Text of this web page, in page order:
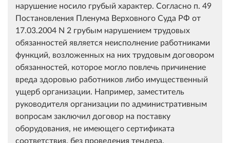
нарушение носило грубый характер. Согласно п. 49
Постановления Пленума Верховного Суда РФ от
17.03.2004 N 2 грубым нарушением трудовых
обязанностей является неисполнение работниками
функций, возложенных на них трудовым договором
обязанностей, которое могло повлечь причинение
вреда здоровью работников либо имущественный
ущерб организации. Например, заместитель
руководителя организации по административным
вопросам заключил договор на поставку
оборудования, не имеющего сертификата
соответствия, без проведения тендера,